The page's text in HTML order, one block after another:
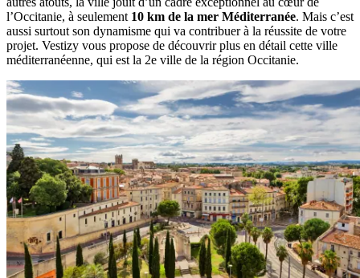
l’Occitanie, à seulement 10 km de la mer Méditerranée. Mais c’est
aussi surtout son dynamisme qui va contribuer à la réussite de votre
projet. Vestizy vous propose de découvrir plus en détail cette ville
méditerranéenne, qui est la 2e ville de la région Occitanie.